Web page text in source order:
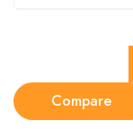
Compare